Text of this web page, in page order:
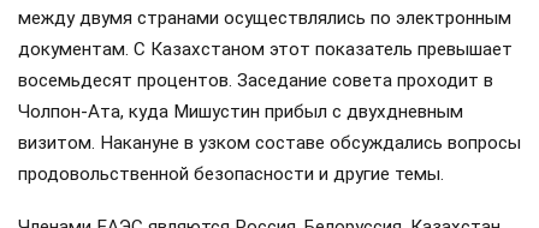
между двумя странами осуществлялись по электронным
документам. С Казахстаном этот показатель превышает
восемьдесят процентов. Заседание совета проходит в
Чолпон-Ата, куда Мишустин прибыл с двухдневным
визитом. Накануне в узком составе обсуждались вопросы
продовольственной безопасности и другие темы.